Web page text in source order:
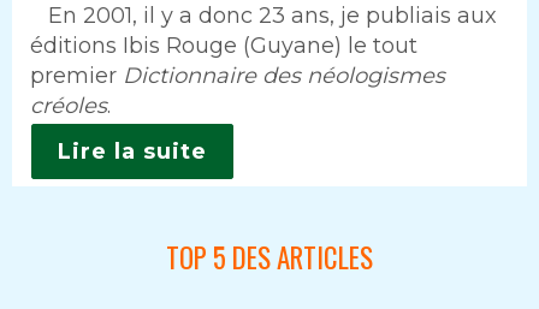
Intro
En 2001, il y a donc 23 ans, je publiais aux
éditions Ibis Rouge (Guyane) le tout
premier Dictionnaire des néologismes
créoles.
Lire la suite
TOP 5 DES ARTICLES